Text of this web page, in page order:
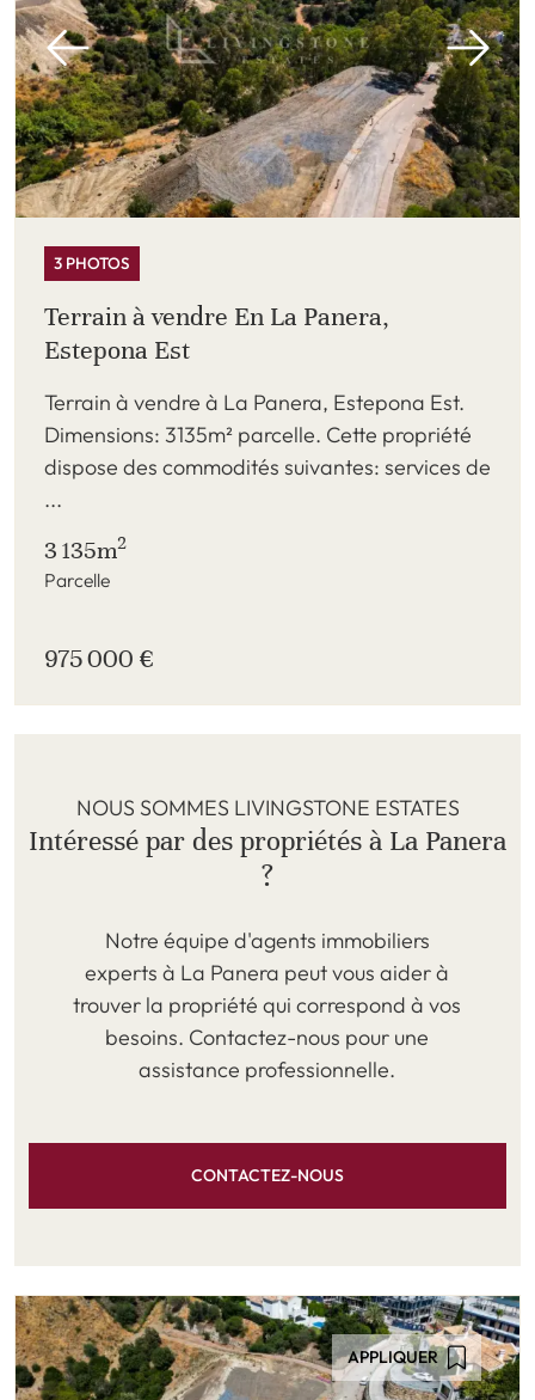
3 PHOTOS
Terrain à vendre En La Panera,
Estepona Est
Terrain à vendre à La Panera, Estepona Est.
Dimensions: 3135m² parcelle. Cette propriété
dispose des commodités suivantes: services de
...
3 135m2
Parcelle
975 000 €
NOUS SOMMES LIVINGSTONE ESTATES
Intéressé par des propriétés à La Panera
?
Notre équipe d'agents immobiliers
experts à La Panera peut vous aider à
trouver la propriété qui correspond à vos
besoins. Contactez-nous pour une
assistance professionnelle.
CONTACTEZ-NOUS
APPLIQUER